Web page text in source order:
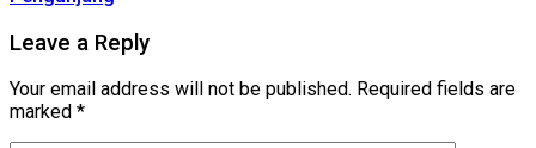
Leave a Reply
Your email address will not be published. Required fields are
marked *